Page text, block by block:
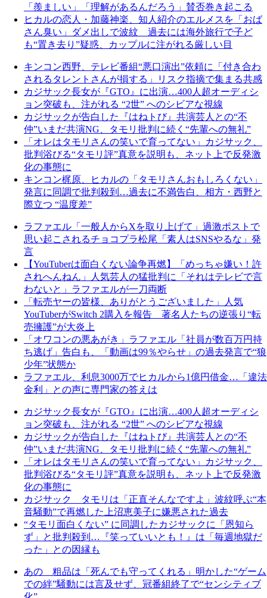
「羨ましい」「理解があるんだろう」賛否巻き起こる
ヒカルの恋人・加藤神楽、知人紹介のエルメスを「おば
さん臭い」ダメ出しで波紋 過去には海外旅行で子ど
も“置き去り”疑惑、カップルに注がれる厳しい目
キンコン西野、テレビ番組“悪口演出”依頼に「付き合わ
されるタレントさんが損する」リスク指摘で集まる共感
カジサック長女が『GTO』に出演…400人超オーディシ
ョン突破も、注がれる “2世” へのシビアな視線
カジサックが告白した『はねトび』共演芸人との“不
仲”いまだ共演NG、タモリ批判に続く“先輩への無礼”
「オレはタモリさんの笑いで育ってない」カジサック、
批判浴びる“タモリ評”真意を説明も、ネット上で反発激
化の事態に
キンコン梶原、ヒカルの「タモリさんおもしろくない」
発言に同調で批判殺到…過去に不満告白、相方・西野と
際立つ “温度差”
ラファエル「一般人からXを取り上げて」過激ポストで
思い起こされるチョコプラ松尾「素人はSNSやるな」発
言
【YouTuberは面白くない論争再燃】「めっちゃ嫌い！許
されへんねん」人気芸人の猛批判に「それはテレビで言
わないと」ラファエルが一刀両断
「転売ヤーの皆様、ありがとうございました」人気
YouTuberがSwitch 2購入を報告 著名人たちの逆張り“転
売擁護”が大炎上
「オワコンの悪あがき」ラファエル「社員が数百万円持
ち逃げ」告白も、「動画は99％やらせ」の過去発言で“狼
少年”状態か
ラファエル、利息3000万でヒカルから1億円借金…「違法
金利」との声に専門家の答えは
カジサック長女が『GTO』に出演…400人超オーディシ
ョン突破も、注がれる “2世” へのシビアな視線
カジサックが告白した『はねトび』共演芸人との“不
仲”いまだ共演NG、タモリ批判に続く“先輩への無礼”
「オレはタモリさんの笑いで育ってない」カジサック、
批判浴びる“タモリ評”真意を説明も、ネット上で反発激
化の事態に
カジサック タモリは「正直そんなですよ」波紋呼ぶ“本
音騒動”で再燃した上沼恵美子に嫌悪された過去
“タモリ面白くない” に同調したカジサックに「恩知ら
ず」と批判殺到…『笑っていいとも！』は「毎週地獄だ
った」との因縁も
あの 粗品は「死んでも守ってくれる」明かした“ゲーム
での絆”騒動には言及せず、冠番組終了で“センシティブ